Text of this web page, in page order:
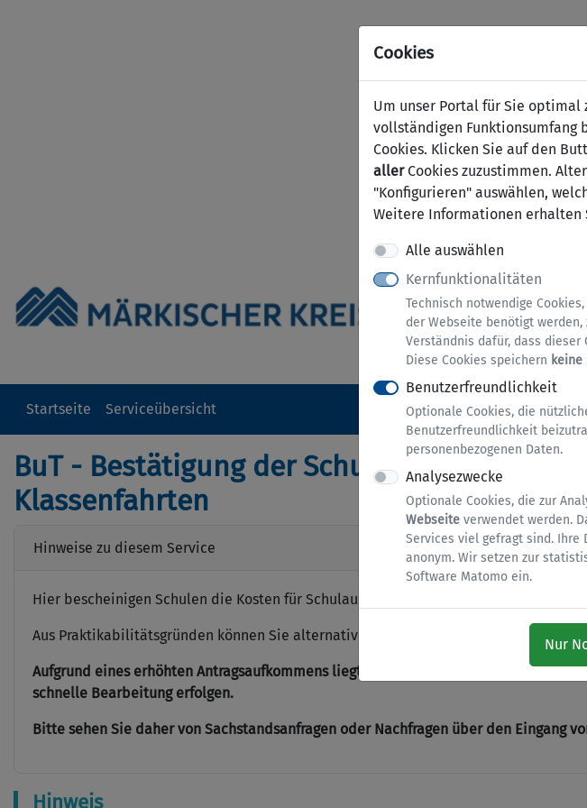
Cookies
Um unser Portal für Sie optimal
vollständigen Funktionsumfang
Cookies. Klicken Sie auf den
allerCookies zuzustimmen.
"Konfigurieren" auswählen,
Weitere Informationen erhalten
Alle auswählen
Kernfunktionalitäten
Technisch notwendige
der Webseite benötigt werden,
Verständnis dafür, dass
Diese Cookies speichern keine
Benutzerfreundlichkeit
Optionale Cookies, die
Benutzerfreundlichkeit
personenbezogenen Daten.
Analysezwecke
Optionale Cookies, die zur
Webseite verwendet werden.
Services viel gefragt sind.
anonym. Wir setzen zur
Software Matomo ein.
Nur
Startseite Serviceübersicht
BuT - Bestätigung der Schule zum Antrag
Klassenfahrten
Hinweise zu diesem Service
Hier bescheinigen Schulen die Kosten für Schulausflüge/Klassenfahrten.
Aus Praktikabilitätsgründen können Sie alternativ hier auch die Bestätigung als
Aufgrund eines erhöhten Antragsaufkommens liegt die Bearbeitungszeit bei ca. 3
schnelle Bearbeitung erfolgen.
Bitte sehen Sie daher von Sachstandsanfragen oder Nachfragen über den Eingang
Hinweis